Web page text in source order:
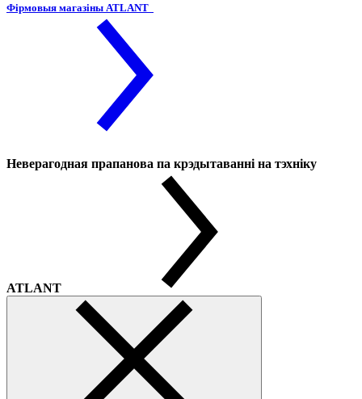
Фірмовыя магазіны ATLANT
Неверагодная прапанова па крэдытаванні на тэхніку
ATLANT